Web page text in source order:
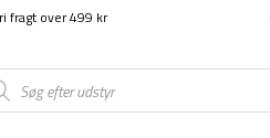
fragt over 499 kr